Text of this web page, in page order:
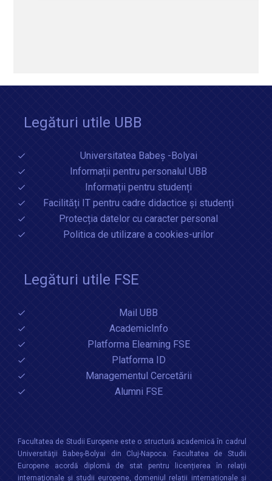
Legături utile UBB
Universitatea Babeș -Bolyai
Informații pentru personalul UBB
Informații pentru studenți
Facilități IT pentru cadre didactice și studenți
Protecția datelor cu caracter personal
Politica de utilizare a cookies-urilor
Legături utile FSE
Mail UBB
AcademicInfo
Platforma Elearning FSE
Platforma ID
Managementul Cercetării
Alumni FSE
Facultatea de Studii Europene este o structură academică în cadrul
Universităţii Babeș-Bolyai din Cluj-Napoca. Facultatea de Studii
Europene acordă diplomă de stat pentru licențierea în relaţii
internaţionale şi studii europene, domeniul relații internaționale şi